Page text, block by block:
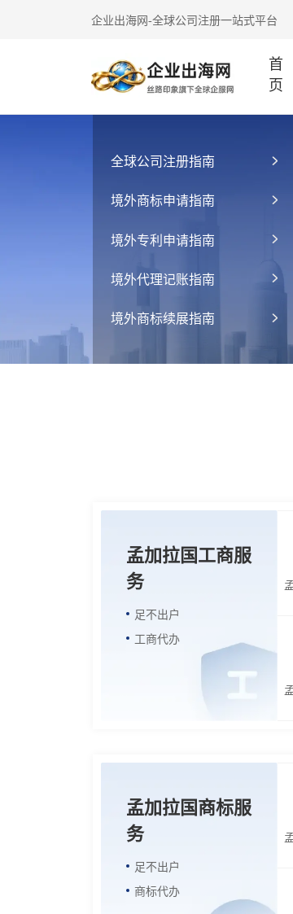
企业出海网-全球公司注册一站式平台
首
页
全球公司注册指南
境外商标申请指南
境外专利申请指南
境外代理记账指南
境外商标续展指南
孟加拉国工商服
务
足不出户
工商代办
孟加拉国商标服
务
足不出户
商标代办